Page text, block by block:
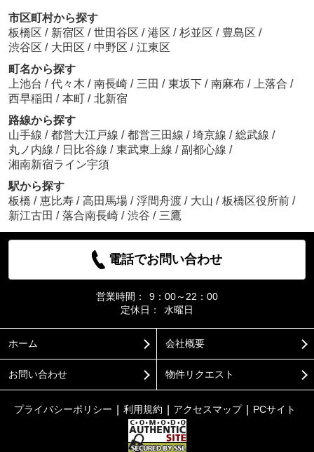
市区町村から探す
板橋区 / 新宿区 / 世田谷区 / 港区 / 杉並区 / 豊島区 /
渋谷区 / 大田区 / 中野区 / 江東区
町名から探す
上池台 / 代々木 / 南長崎 / 三田 / 東坂下 / 南麻布 / 上落合 /
西早稲田 / 本町 / 北新宿
路線から探す
山手線 / 都営大江戸線 / 都営三田線 / 埼京線 / 総武線 /
丸ノ内線 / 日比谷線 / 東武東上線 / 副都心線 /
湘南新宿ライン宇須
駅から探す
板橋 / 恵比寿 / 高田馬場 / 浮間舟渡 / 大山 / 板橋区役所前 /
新江古田 / 落合南長崎 / 渋谷 / 三鷹
電話でお問い合わせ
営業時間：
9：00～22：00
定休日：
水曜日
ホーム 会社概要
お問い合わせ 物件リクエスト
プライバシーポリシー 利用規約 アクセスマップ PCサイト